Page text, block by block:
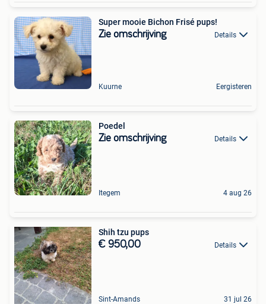
Super mooie Bichon Frisé pups!
Zie omschrijving Details
Kuurne Eergisteren
Poedel
Zie omschrijving Details
Itegem 4 aug 26
Shih tzu pups
€ 950,00 Details
Sint-Amands 31 jul 26